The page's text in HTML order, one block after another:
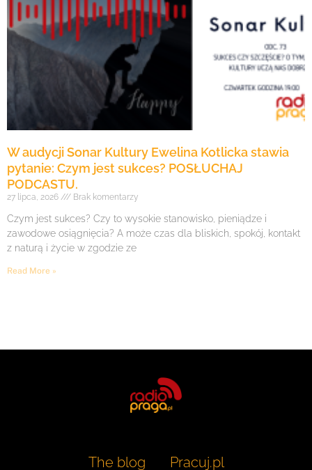
W audycji Sonar Kultury Ewelina Kotlicka stawia
pytanie: Czym jest sukces? POSŁUCHAJ
PODCASTU.
27 lipca, 2026 Brak komentarzy
Czym jest sukces? Czy to wysokie stanowisko, pieniądze i
zawodowe osiągnięcia? A może czas dla bliskich, spokój, kontakt
z naturą i życie w zgodzie ze
Read More »
The blog Pracuj.pl